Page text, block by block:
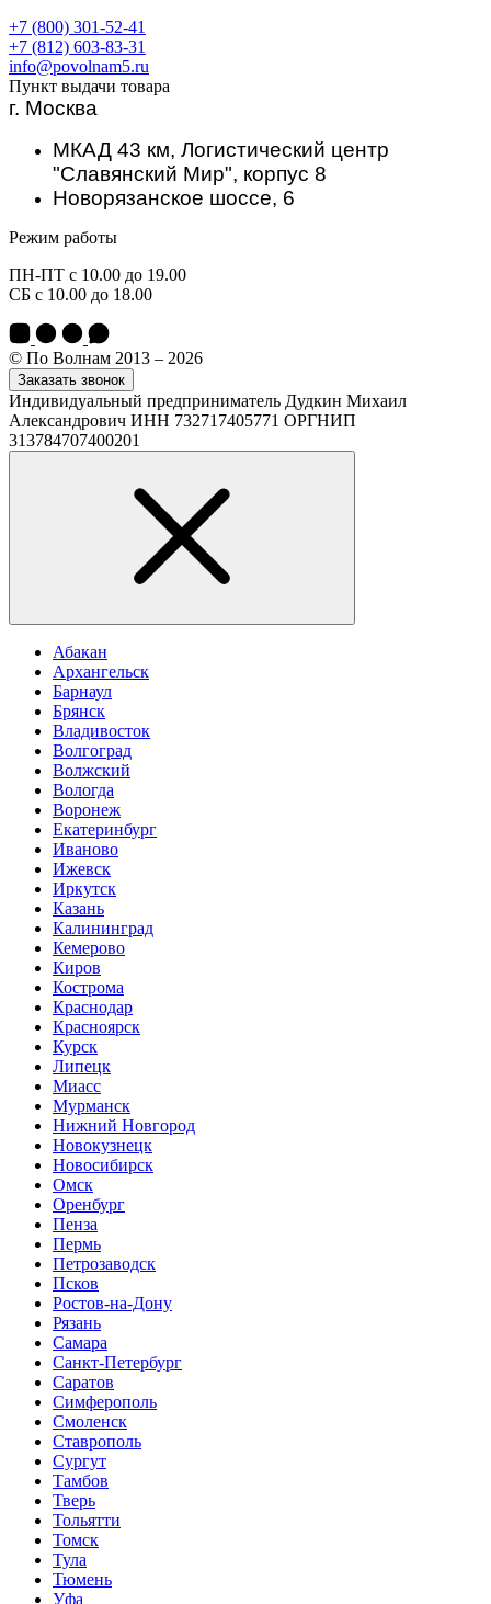
+7 (800) 301-52-41
+7 (812) 603-83-31
info@povolnam5.ru
Пункт выдачи товара
г. Москва
МКАД 43 км, Логистический центр
"Славянский Мир", корпус 8
Новорязанское шоссе, 6
Режим работы
ПН-ПТ с 10.00 до 19.00
СБ с 10.00 до 18.00
© По Волнам 2013 – 2026
Заказать звонок
Индивидуальный предприниматель Дудкин Михаил
Александрович ИНН 732717405771 ОРГНИП
313784707400201
Абакан
Архангельск
Барнаул
Брянск
Владивосток
Волгоград
Волжский
Вологда
Воронеж
Екатеринбург
Иваново
Ижевск
Иркутск
Казань
Калининград
Кемерово
Киров
Кострома
Краснодар
Красноярск
Курск
Липецк
Миасс
Мурманск
Нижний Новгород
Новокузнецк
Новосибирск
Омск
Оренбург
Пенза
Пермь
Петрозаводск
Псков
Ростов-на-Дону
Рязань
Самара
Санкт-Петербург
Саратов
Симферополь
Смоленск
Ставрополь
Сургут
Тамбов
Тверь
Тольятти
Томск
Тула
Тюмень
Уфа